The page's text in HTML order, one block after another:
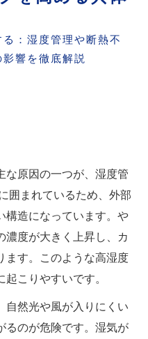
：湿度管理や断熱不
響を徹底解説
な原因の一つが、湿度管
囲まれているため、外部
構造になっています。や
濃度が大きく上昇し、カ
ます。このような高湿度
こりやすいです。
自然光や風が入りにくい
るのが危険です。湿気が